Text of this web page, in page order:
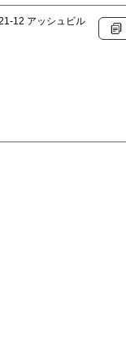
12 アッシュビル